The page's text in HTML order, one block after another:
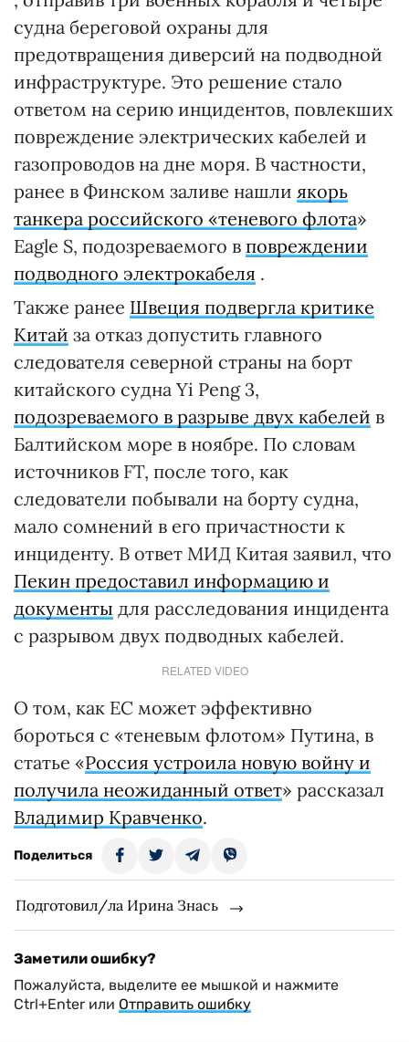
судна береговой охраны для
предотвращения диверсий на подводной
инфраструктуре. Это решение стало
ответом на серию инцидентов, повлекших
повреждение электрических кабелей и
газопроводов на дне моря. В частности,
ранее в Финском заливе нашли якорь
танкера российского «теневого флота»
Eagle S, подозреваемого в повреждении
подводного электрокабеля .
Также ранее Швеция подвергла критике
Китай за отказ допустить главного
следователя северной страны на борт
китайского судна Yi Peng 3,
подозреваемого в разрыве двух кабелей в
Балтийском море в ноябре. По словам
источников FT, после того, как
следователи побывали на борту судна,
мало сомнений в его причастности к
инциденту. В ответ МИД Китая заявил, что
Пекин предоставил информацию и
документы для расследования инцидента
с разрывом двух подводных кабелей.
RELATED VIDEO
О том, как ЕС может эффективно
бороться с «теневым флотом» Путина, в
статье «Россия устроила новую войну и
получила неожиданный ответ» рассказал
Владимир Кравченко.
Поделиться
Подготовил/ла Ирина Знась
Заметили ошибку?
Пожалуйста, выделите ее мышкой и нажмите
Ctrl+Enter или Отправить ошибку